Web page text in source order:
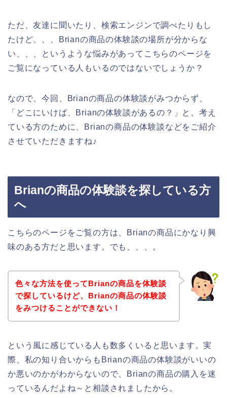
ただ、友達に聞いたり、検索エンジンで調べたりもし
たけど、、、Brianの商品の体験談の場所が分からな
い、、、というような悩みがあってこちらのページを
ご覧になっている人もいるのではないでしょうか？
なので、今回、Brianの商品の体験談がみつからず、
「どこにいけば、Brianの体験談があるの？」と、考え
ている方のために、Brianの商品の体験談などをご紹介
させていただきますね♪
Brianの商品の体験談を探している方
へ
こちらのページをご覧の方は、Brianの商品にかなり興
味のある方だと思います。でも、、、。
色々な方法を使ってBrianの商品を体験談
で探しているけど、Brianの商品の体験談
をみつけることができない！
という風に感じている人も数多くいると思います。実
際、私の知り合いからもBrianの商品の体験談がいいの
か悪いのかがわからないので、Brianの商品の購入を迷
っているんだよね～と相談されましたから。